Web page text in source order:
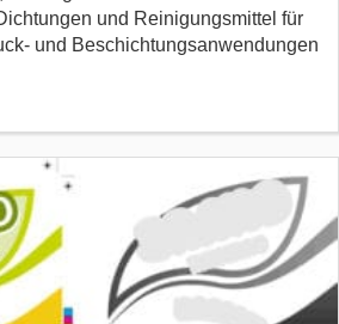
und Reinigungsmittel für
und Beschichtungsanwendungen